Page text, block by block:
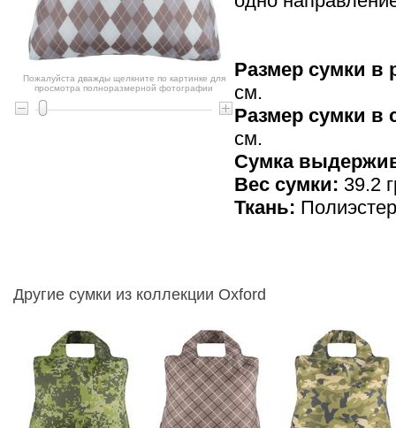
Пожалуйста дважды щелкните по картинке для
просмотра полноразмерной фотографии
Размер сумки в
см.
Размер сумки
см.
Cумка
Вес сумки: 39.2
Ткань: Полиэстер
Другие сумки из коллекции Oxford